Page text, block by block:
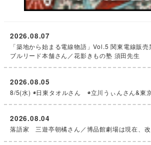
「築地から始まる電線物語」Vol.5 関東電線販
ブルリード本舗さん／花影きもの塾 須田先生
2026.08.07
8/5(水) ◉日東タオルさん ◉立川うぃんさん&東
2026.08.05
落語家 三遊亭朝橘さん／博品館劇場は現在、改
2026.08.04